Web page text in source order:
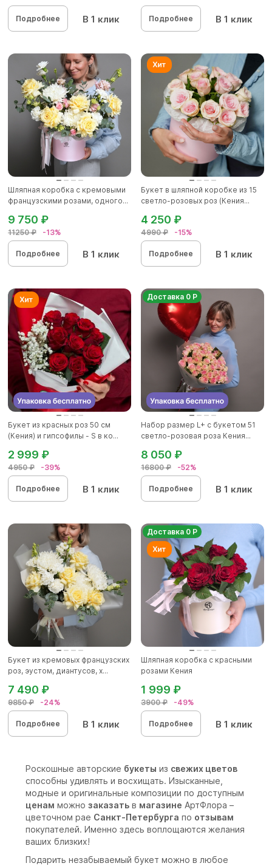
Подробнее В 1 клик Подробнее В 1 клик
Шляпная коробка с кремовыми
французскими розами, одного...
11250 ₽ -13%
9 750 ₽
Подробнее В 1 клик
Букет в шляпной коробке из 15
светло-розовых роз (Кения...
4990 ₽ -15%
4 250 ₽
Подробнее В 1 клик
Букет из красных роз 50 см
(Кения) и гипсофилы - S в ко...
4950 ₽ -39%
2 999 ₽
Подробнее В 1 клик
Доставка 0 Р
Набор размер L+ с букетом 51
светло-розовая роза Кения...
16800 ₽ -52%
8 050 ₽
Подробнее В 1 клик
Букет из кремовых французских
роз, эустом, диантусов, х...
9850 ₽ -24%
7 490 ₽
Подробнее В 1 клик
Доставка 0 Р
Шляпная коробка с красными
розами Кения
3900 ₽ -49%
1 999 ₽
Подробнее В 1 клик
Роскошные авторские букеты из свежих цветов
способны удивлять и восхищать. Изысканные,
модные и оригинальные композиции по доступным
ценам можно заказать в магазине АртФлора –
цветочном рае Санкт-Петербурга по отзывам
покупателей. Именно здесь воплощаются желания
ваших близких!
Подарить незабываемый букет можно в любое